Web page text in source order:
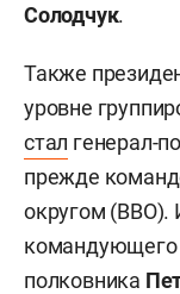
Солодчук.
Также
уровне
стал генерал-
прежде
округом (ВВО).
командующего
полковника